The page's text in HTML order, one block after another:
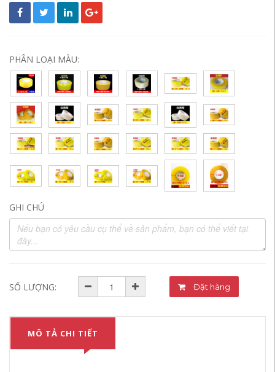
PHÂN LOẠI MÀU:
GHI CHÚ
SỐ LƯỢNG: Đặt hàng
MÔ TẢ CHI TIẾT